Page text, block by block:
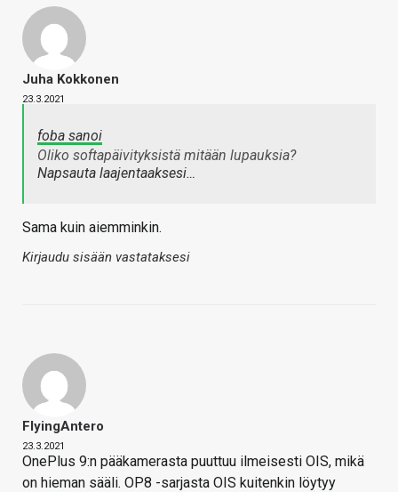
Juha Kokkonen
23.3.2021
foba sanoi
Oliko softapäivityksistä mitään lupauksia?
Napsauta laajentaaksesi…
Sama kuin aiemminkin.
Kirjaudu sisään vastataksesi
FlyingAntero
23.3.2021
OnePlus 9:n pääkamerasta puuttuu ilmeisesti OIS, mikä
on hieman sääli. OP8 -sarjasta OIS kuitenkin löytyy